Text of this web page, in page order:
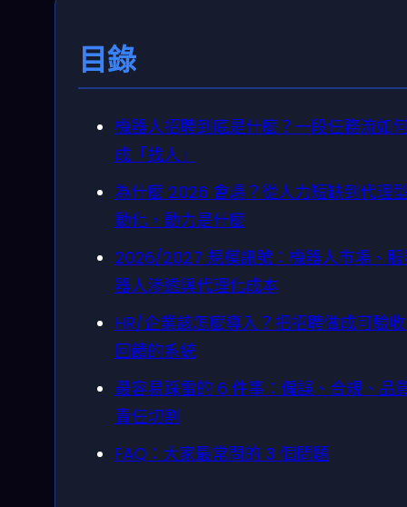
目錄
機器人招聘到底是什麼？一段任務流如
成「找人」
為什麼 2026 會爆？從人力短缺到代理
動化，動力是什麼
2026/2027 規模訊號：機器人市場、服
器人滲透與代理化成本
HR/企業該怎麼導入？把招聘做成可驗
回饋的系統
最容易踩雷的 6 件事：偏誤、合規、品
責任切割
FAQ：大家最常問的 3 個問題